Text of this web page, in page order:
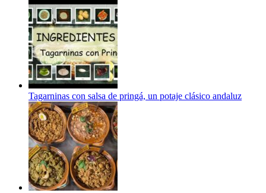
Tagarninas con salsa de pringá, un potaje clásico andaluz